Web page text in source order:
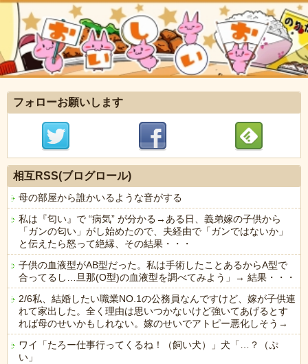
フォローお願いします
相互RSS(ブログロール)
母の部屋から誰かいるような音がする
私は『匂い』で “病気” が分かる→ある日、義弟嫁の子供から
「ガンの匂い」がし始めたので、夫経由で「ガンではないか」
と伝えたら怒って絶縁、その結果・・・
子供の血液型がAB型だった。私は手術したことあるからA型で
合ってるし…旦那(O型)の血液型を調べてみよう」→ 結果・・・
2/6私、結婚したい職業NO.1の公務員なんですけど、嫁が子供連
れて家出した。全く理由は思いつかないけど強いてあげるとす
れば母のせいかもしれない。嫁のせいでアトピー悪化しそう→
ワイ「たろー仕事行ってくるね！（飼い犬）」犬「…？（ぷ
い」